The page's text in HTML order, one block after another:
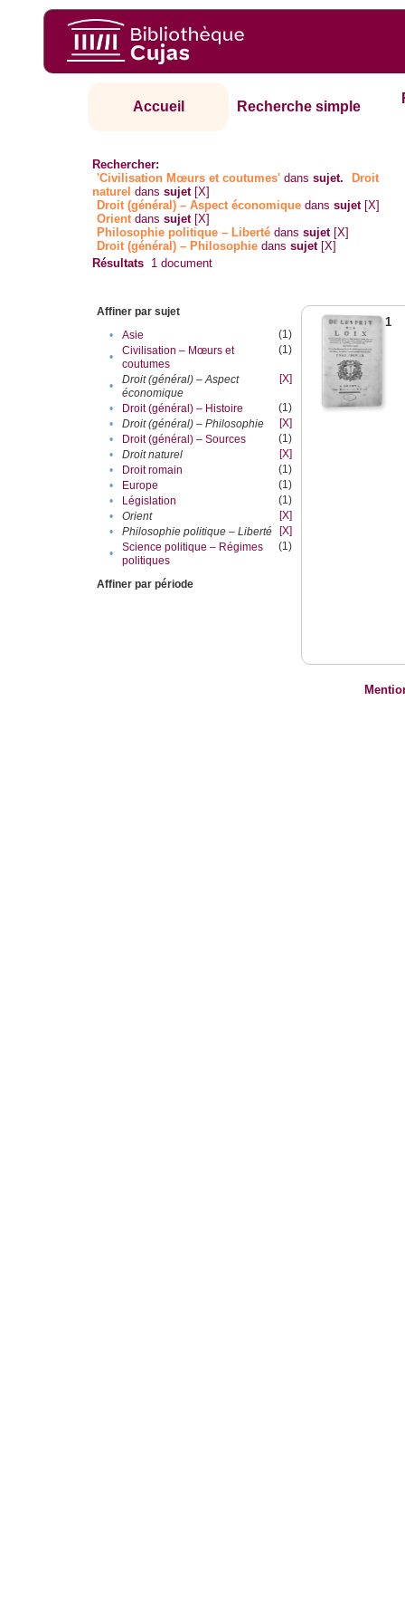
Accueil Recherche simple
Rechercher:
'Civilisation Mœurs et coutumes' danssujet.
Droit
naturel danssujet [X]
Droit (général) – Aspect économique danssujet [X]
Orientdanssujet [X]
Philosophie politique – Liberté danssujet [X]
Droit (général) – Philosophie danssujet [X]
Résultats 1 document
Affiner par sujet
•
Asie
(1)
•
Civilisation – Mœurs et
coutumes
(1)
•
Droit (général) – Aspect
économique
[X]
• Droit (général) – Histoire
(1)
•
Droit (général) – Philosophie
[X]
•
Droit (général) – Sources
(1)
•
Droit naturel
[X]
•
Droit romain
(1)
•
Europe
(1)
•
Législation
(1)
•
Orient
[X]
•
Philosophie politique – Liberté
[X]
•
Science politique – Régimes
politiques
(1)
Affiner par période
1